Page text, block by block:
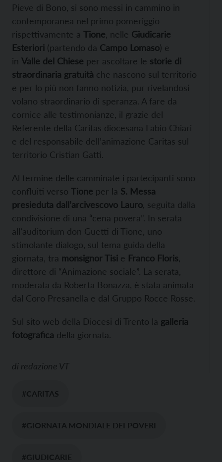
Pieve di Bono, si sono messi in cammino in
contemporanea nel primo pomeriggio
rispettivamente a Tione , nelle Giudicarie
Esteriori (partendo da Campo Lomaso) e
in Valle del Chiese per ascoltare le storie di
straordinaria gratuità che nascono sul territorio
e per lo più non fanno notizia, pur rivelandosi
volano straordinario di speranza. A fare da
cornice alle testimonianze, il grazie del
Referente della Caritas diocesana Fabio Chiari
e del responsabile dell’animazione Caritas sul
territorio Cristian Gatti.
Al termine delle camminate i partecipanti sono
confluiti verso Tione per la S. Messa
presieduta dall’arcivescovo Lauro , seguita dalla
condivisione di una “cena povera”. In serata
all’auditorium don Guetti di Tione, uno
stimolante dialogo, sul tema guida della
giornata, tra monsignor Tisi e Franco Floris
direttore di “Animazione sociale”. La serata,
moderata da Roberta Bonazza, è stata animata
dal Coro Presanella e dal Gruppo Rocce Rosse.
Sul sito web della Diocesi di Trento la galleria
fotografica della giornata.
di redazione VT
#CARITAS
#GIORNATA MONDIALE DEI POVERI
#GIUDICARIE